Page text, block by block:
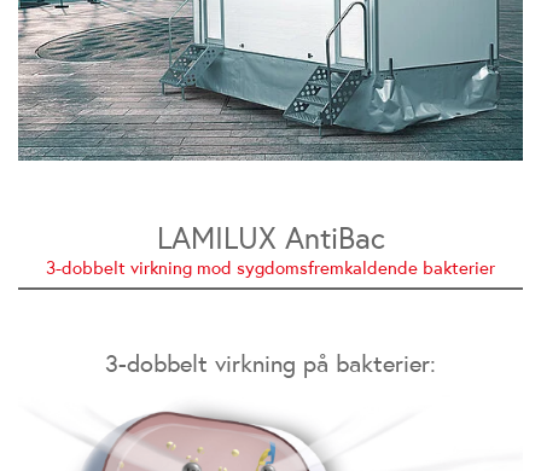
LAMILUX AntiBac
3-dobbelt virkning mod sygdomsfremkaldende bakterier
3-dobbelt virkning på bakterier: